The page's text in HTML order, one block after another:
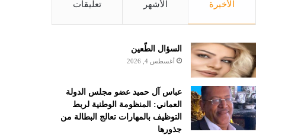
الأخيرة الأشهر تعليقات
السؤال الطّعين
أغسطس 4, 2026
عباس آل حميد عضو مجلس الدولة
العماني: المنظومة الوطنية لربط
التوظيف بالمهارات تعالج البطالة من
جذورها